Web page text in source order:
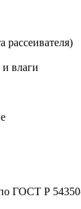
рассеивателя)
влаги
ГОСТ Р